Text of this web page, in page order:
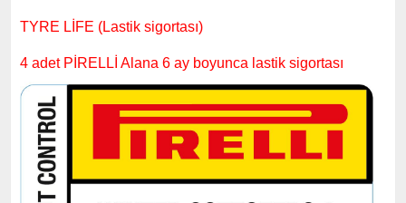
TYRE LİFE (Lastik sigortası)
4 adet PİRELLİ Alana 6 ay boyunca lastik sigortası